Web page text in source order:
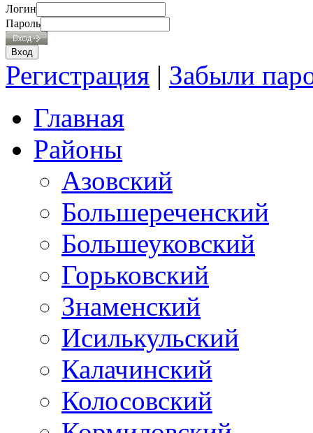
Логин
Пароль
Регистрация | Забыли
Главная
Районы
Азовский
Большереченский
Большеуковский
Горьковский
Знаменский
Исилькульский
Калачинский
Колосовский